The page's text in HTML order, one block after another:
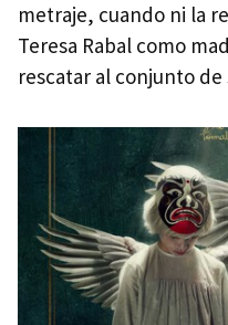
metraje, cuando ni la
Teresa Rabal como
rescatar al conjunto